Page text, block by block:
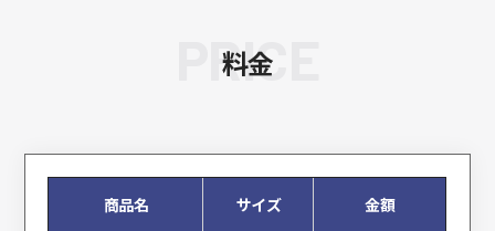
PRICE
料金
商品名 サイズ 金額